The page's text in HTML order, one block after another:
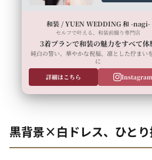
和装 / YUEN WEDDING 和 -nagi-
セルフで叶える、和装前撮り専門店
3着プランで和装の魅力をすべて体
純白の誓い、華やかな祝福、凛とした佇まい
に
詳細はこちら
Instagram
黒背景×白ドレス、ひと